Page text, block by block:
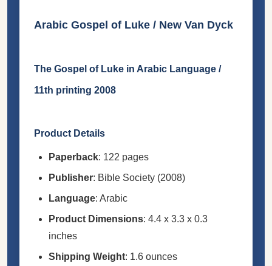
Arabic Gospel of Luke / New Van Dyck
The Gospel of Luke in Arabic Language /
11th printing 2008
Product Details
Paperback: 122 pages
Publisher: Bible Society (2008)
Language: Arabic
Product Dimensions: 4.4 x 3.3 x 0.3
inches
Shipping Weight: 1.6 ounces